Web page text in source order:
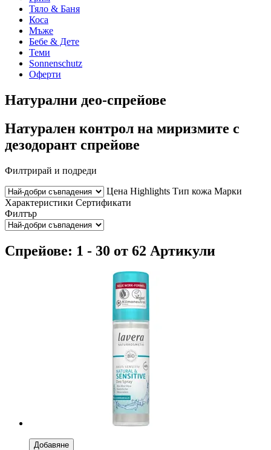
Тяло & Баня
Коса
Мъже
Бебе & Дете
Теми
Sonnenschutz
Оферти
Натурални део-спрейове
Натурален контрол на миризмите с
дезодорант спрейове
Филтрирай и подреди
Цена Highlights Тип кожа Марки
Характеристики Сертификати
Филтър
Спрейове: 1 - 30 от 62 Артикули
Добавяне